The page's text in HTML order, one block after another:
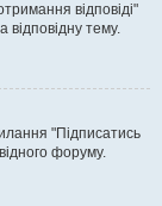
відповіді"
відповідну тему.
"Підписатись
форуму.